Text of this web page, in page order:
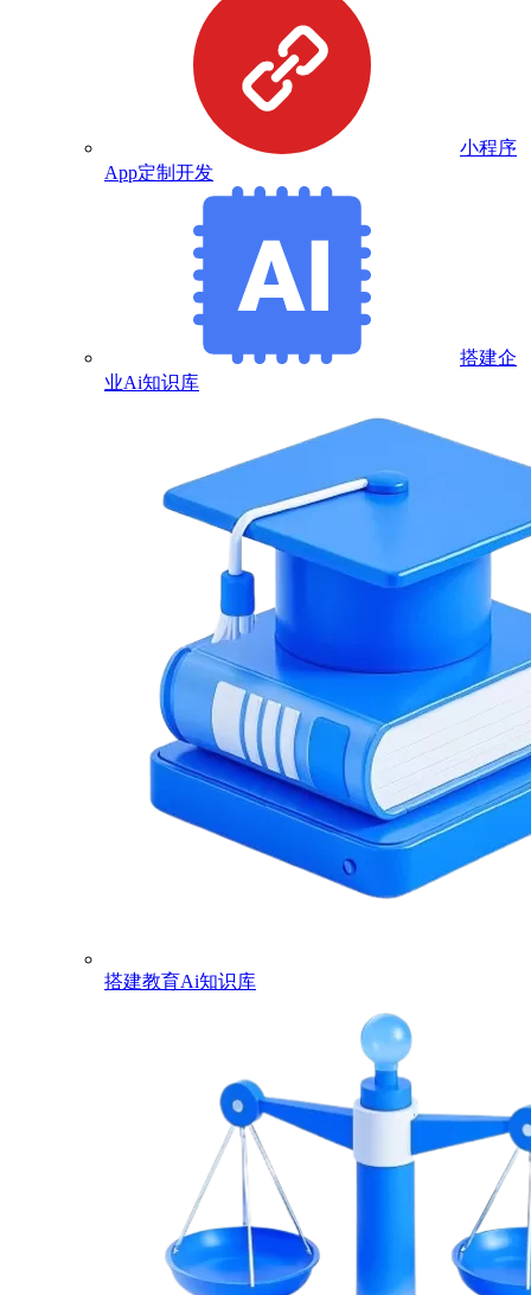
小程序
App定制开发
搭建企
业Ai知识库
搭建教育Ai知识库